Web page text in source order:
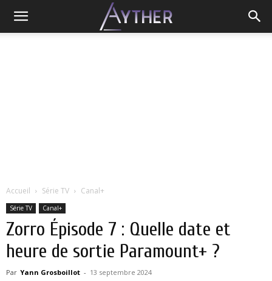
Accueil Série TV Canal+
Série TV Canal+
Zorro Épisode 7 : Quelle date et
heure de sortie Paramount+ ?
Par Yann Grosboillot - 13 septembre 2024